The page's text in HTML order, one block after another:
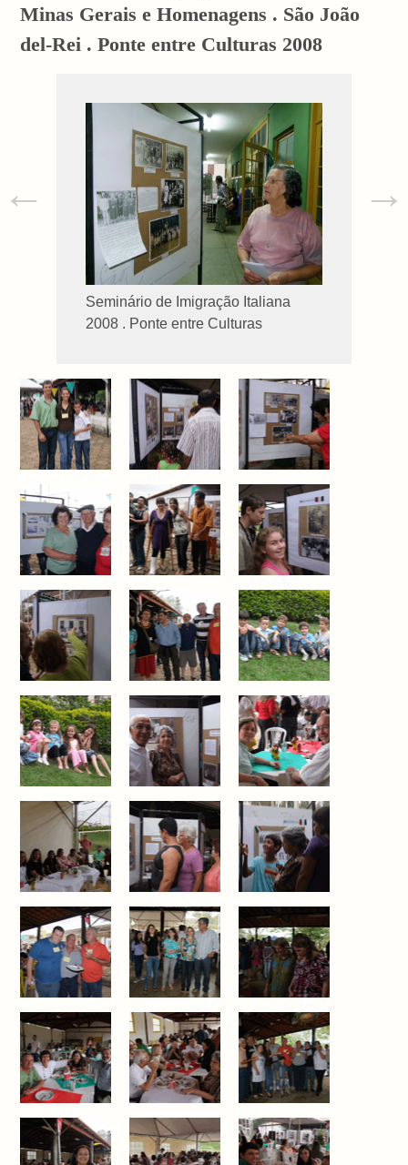
Minas Gerais e Homenagens . São João
del-Rei . Ponte entre Culturas 2008
Seminário de Imigração Italiana
2008 . Ponte entre Culturas
← →